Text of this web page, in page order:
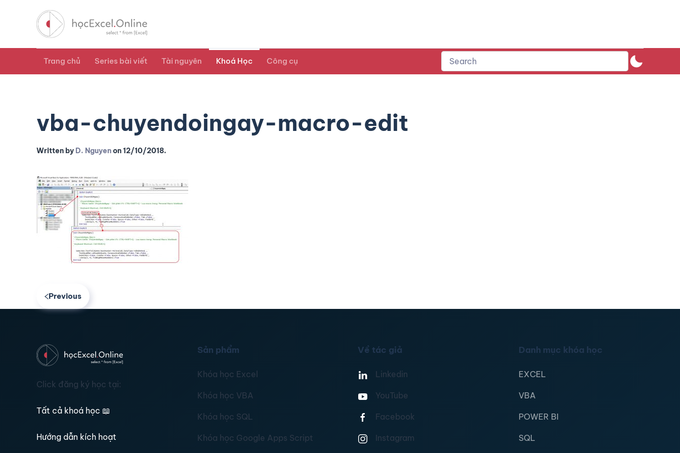
Trang chủ Series bài viết Tài nguyên Khoá Học Công cụ
vba-chuyendoingay-macro-edit
Written by D. Nguyenon12/10/2018.
Previous
Click đăng ký học tại:
Tất cả khoá học 📖
Hướng dẫn kích hoạt
Sản phẩm
Khóa học Excel
Khóa học VBA
Khóa học SQL
Khóa học Google Apps Script
Về tác giả
Linkedin
YouTube
Facebook
Instagram
Danh mục khóa học
EXCEL
VBA
POWER BI
SQL